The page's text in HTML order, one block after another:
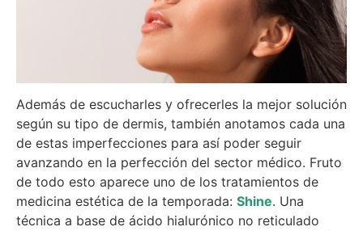
Además de escucharles y ofrecerles la mejor solución
según su tipo de dermis, también anotamos cada una
de estas imperfecciones para así poder seguir
avanzando en la perfección del sector médico. Fruto
de todo esto aparece uno de los tratamientos de
medicina estética de la temporada: Shine. Una
técnica a base de ácido hialurónico no reticulado